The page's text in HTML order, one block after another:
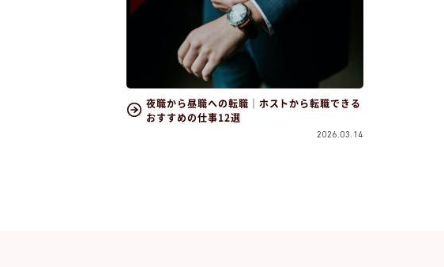
夜職から昼職への転職｜ホストから転職できる
おすすめの仕事12選
2026.03.14